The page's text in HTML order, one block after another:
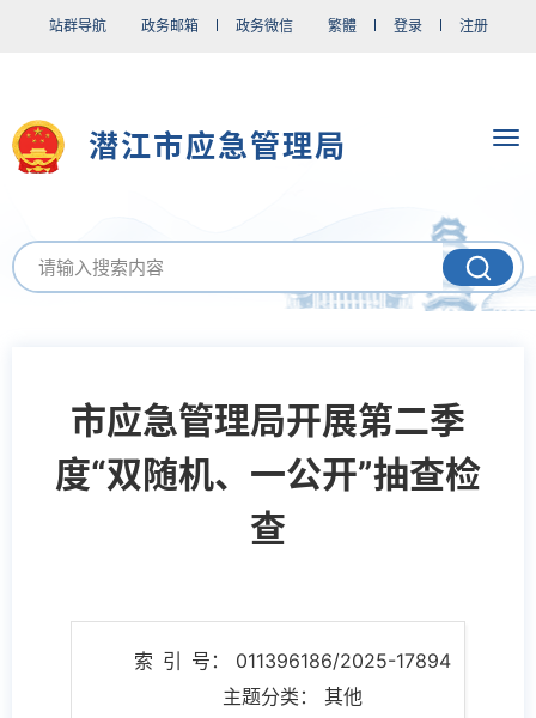
站群导航 政务邮箱 政务微信 繁體 登录 注册
潜江市应急管理局
市应急管理局开展第二季
度“双随机、一公开”抽查检
查
索 引 号： 011396186/2025-17894
主题分类： 其他